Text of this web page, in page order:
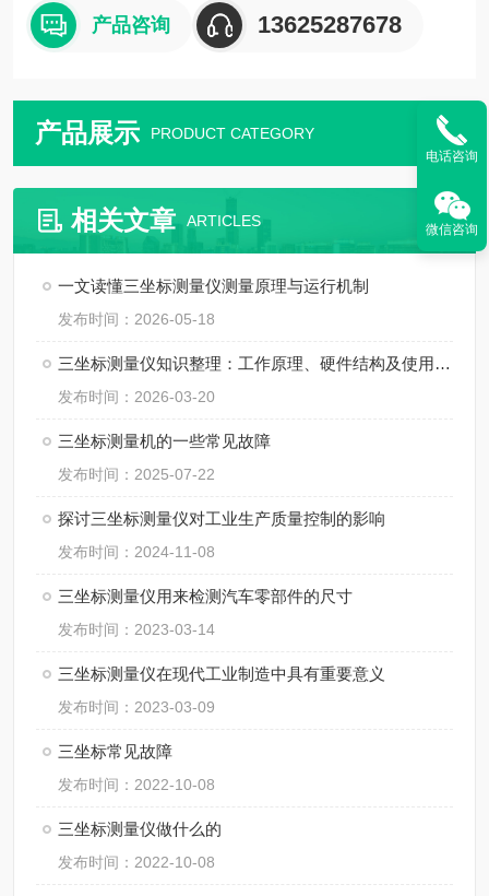
产品咨询 13625287678
产品展示 PRODUCT CATEGORY
相关文章 ARTICLES
一文读懂三坐标测量仪测量原理与运行机制
发布时间：2026-05-18
三坐标测量仪知识整理：工作原理、硬件结构及使用规范
发布时间：2026-03-20
三坐标测量机的一些常见故障
发布时间：2025-07-22
探讨三坐标测量仪对工业生产质量控制的影响
发布时间：2024-11-08
三坐标测量仪用来检测汽车零部件的尺寸
发布时间：2023-03-14
三坐标测量仪在现代工业制造中具有重要意义
发布时间：2023-03-09
三坐标常见故障
发布时间：2022-10-08
三坐标测量仪做什么的
发布时间：2022-10-08
电话咨询
微信咨询